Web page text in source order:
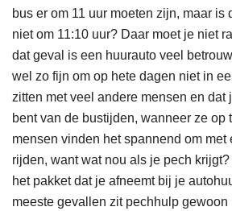
bus er om 11 uur moeten zijn, maar is
niet om 11:10 uur? Daar moet je niet
dat geval is een huurauto veel
wel zo fijn om op hete dagen niet in
zitten met veel andere mensen en dat
bent van de bustijden, wanneer ze op
mensen vinden het spannend om met
rijden, want wat nou als je pech
het pakket dat je afneemt bij je
meeste gevallen zit pechhulp gewoon